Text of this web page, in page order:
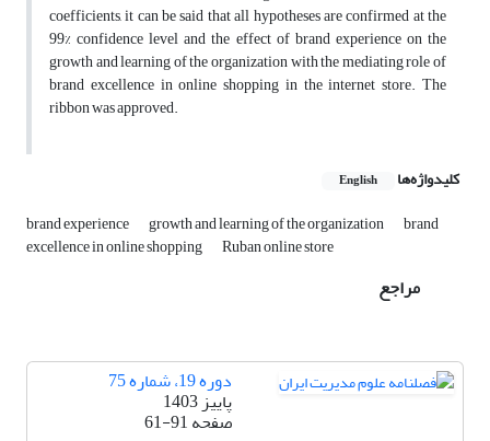
coefficients, it can be said that all hypotheses are confirmed at the
99% confidence level and the effect of brand experience on the
growth and learning of the organization with the mediating role of
brand excellence in online shopping in the internet store. The
ribbon was approved.
کلیدواژه‌ها English
brand experience growth and learning of the organization brand
excellence in online shopping Ruban online store
مراجع
دوره 19، شماره 75
پاییز 1403
صفحه61-91